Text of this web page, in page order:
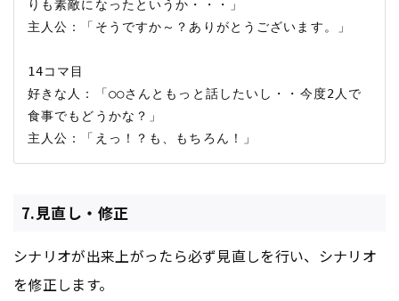
りも素敵になったというか・・・」
主人公：「そうですか～？ありがとうございます。」
14コマ目
好きな人：「○○さんともっと話したいし・・今度2人で
食事でもどうかな？」
7.見直し・修正
シナリオが出来上がったら必ず見直しを行い、シナリオ
を修正します。